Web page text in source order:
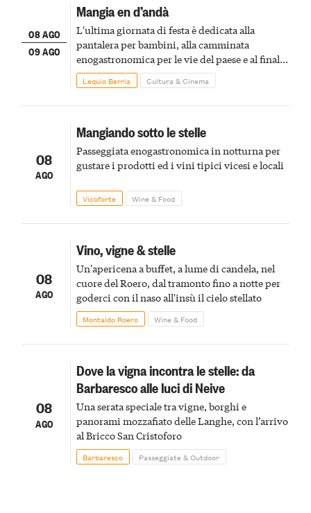
08 AGO
09 AGO
Mangia en d’andà
L'ultima giornata di festa è dedicata alla
pantalera per bambini, alla camminata
enogastronomica per le vie del paese e al finale
pirotecnico
Lequio Berria Cultura & Cinema
08
AGO
Mangiando sotto le stelle
Passeggiata enogastronomica in notturna per
gustare i prodotti ed i vini tipici vicesi e locali
Vicoforte Wine & Food
08
AGO
Vino, vigne & stelle
Un'apericena a buffet, a lume di candela, nel
cuore del Roero, dal tramonto fino a notte per
goderci con il naso all'insù il cielo stellato
Montaldo Roero Wine & Food
08
AGO
Dove la vigna incontra le stelle: da
Barbaresco alle luci di Neive
Una serata speciale tra vigne, borghi e
panorami mozzafiato delle Langhe, con l’arrivo
al Bricco San Cristoforo
Barbaresco Passeggiate & Outdoor